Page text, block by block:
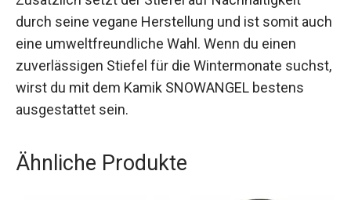
Zusätzlich setzt der Stiefel auf Nachhaltigkeit
durch seine vegane Herstellung und ist somit
auch eine umweltfreundliche Wahl. Wenn du
einen zuverlässigen Stiefel für die Wintermonate
suchst, wirst du mit dem Kamik SNOWANGEL
bestens ausgestattet sein.
Ähnliche Produkte